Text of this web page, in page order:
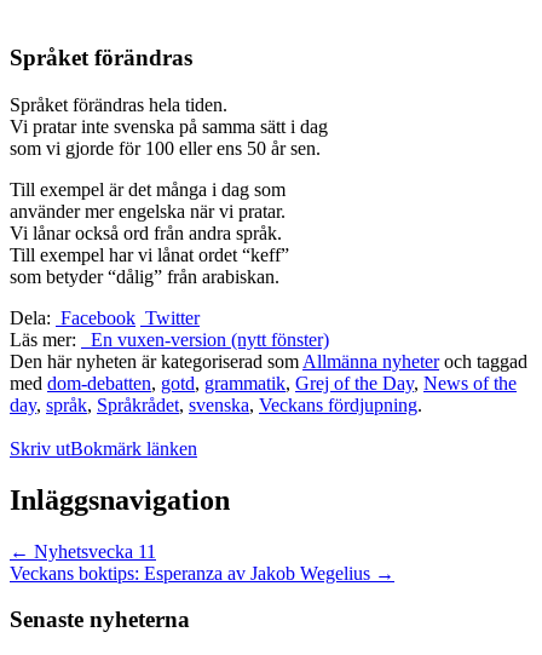
Språket förändras
Språket förändras hela tiden.
Vi pratar inte svenska på samma sätt i dag
som vi gjorde för 100 eller ens 50 år sen.
Till exempel är det många i dag som
använder mer engelska när vi pratar.
Vi lånar också ord från andra språk.
Till exempel har vi lånat ordet “keff”
som betyder “dålig” från arabiskan.
Dela: Facebook Twitter
Läs mer:
En vuxen-version (nytt fönster)
Den här nyheten är kategoriserad som Allmänna nyheteroch taggad
med dom-debatten, gotd, grammatik, Grej of the Day, News of the
day, språk, Språkrådet, svenska, Veckans fördjupning.
Skriv utBokmärk länken
Inläggsnavigation
← Nyhetsvecka 11
Veckans boktips: Esperanza av Jakob Wegelius →
Senaste nyheterna